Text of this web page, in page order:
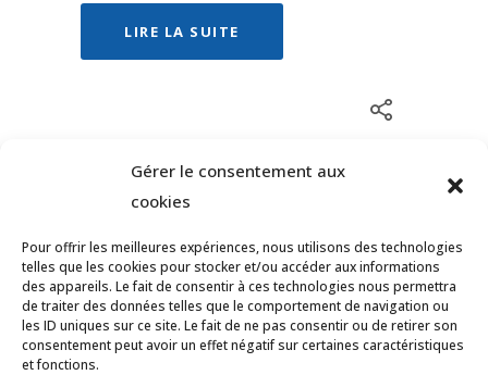
Gérer le consentement aux
cookies
Pour offrir les meilleures expériences, nous utilisons des technologies
telles que les cookies pour stocker et/ou accéder aux informations
des appareils. Le fait de consentir à ces technologies nous permettra
de traiter des données telles que le comportement de navigation ou
les ID uniques sur ce site. Le fait de ne pas consentir ou de retirer son
consentement peut avoir un effet négatif sur certaines caractéristiques
et fonctions.
LIRE LA SUITE